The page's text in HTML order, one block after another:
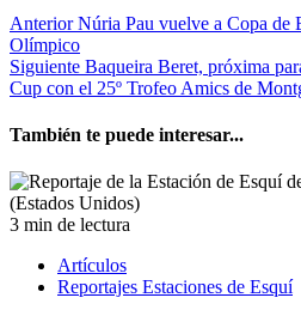
AnteriorNúria Pau vuelve a Copa de
Olímpico
Siguiente Baqueira Beret, próxima
Cup con el 25º Trofeo Amics de
También te puede interesar...
3 min de lectura
Artículos
Reportajes Estaciones de Esquí